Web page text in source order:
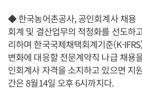
◆ 한국농어촌공사, 공인회계사 채용
회계 및 결산업무의 적정화를 선도하
리하며 한국국제채택회계기준(K-
변화에 대응할 전문계약직 나급 채용
인회계사 자격을 소지하고 있으면 지
간은 8월14일 오후 6시까지다.